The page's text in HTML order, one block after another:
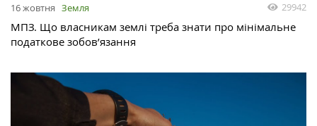
16 жовтня Земля 29942
МПЗ. Що власникам землі треба знати про мінімальне
податкове зобов’язання